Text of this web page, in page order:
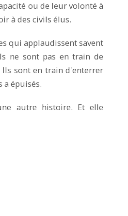
ou de leur volonté à
à des civils élus.
qui applaudissent savent
ne sont pas en train de
sont en train d'enterrer
épuisés.
autre histoire. Et elle